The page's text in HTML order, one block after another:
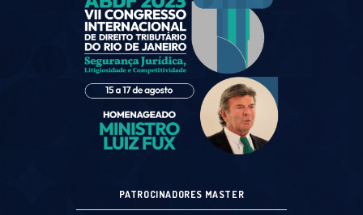
PATROCINADORES MASTER